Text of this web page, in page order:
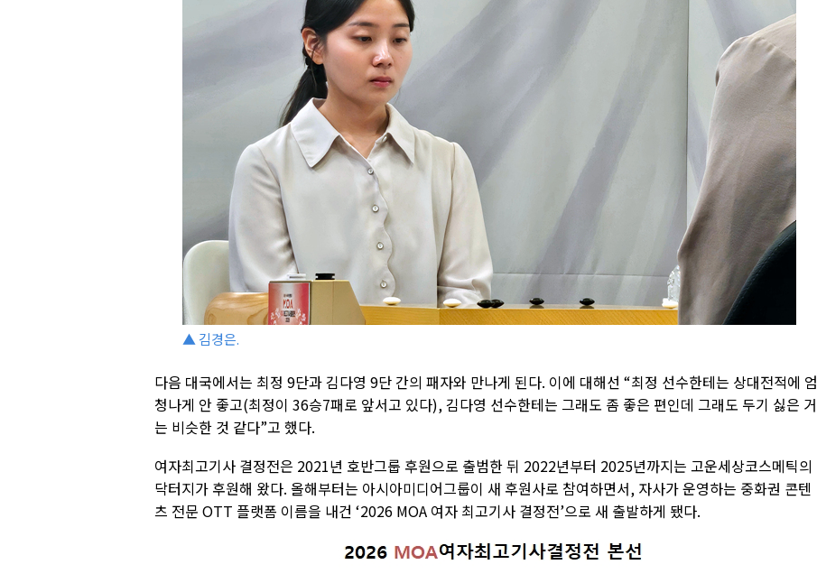
▲ 김경은.
다음 대국에서는 최정 9단과 김다영 9단 간의 패자와 만나게 된다. 이에 대해선 “최정 선수한테는 상대전적에 엄
청나게 안 좋고(최정이 36승7패로 앞서고 있다), 김다영 선수한테는 그래도 좀 좋은 편인데 그래도 두기 싫은 거
는 비슷한 것 같다”고 했다.
여자최고기사 결정전은 2021년 호반그룹 후원으로 출범한 뒤 2022년부터 2025년까지는 고운세상코스메틱의
닥터지가 후원해 왔다. 올해부터는 아시아미디어그룹이 새 후원사로 참여하면서, 자사가 운영하는 중화권 콘텐
츠 전문 OTT 플랫폼 이름을 내건 ‘2026 MOA 여자 최고기사 결정전’으로 새 출발하게 됐다.